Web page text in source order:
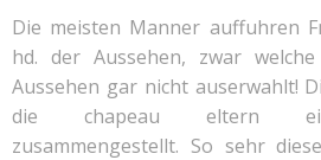
Die meisten Manner auffuhren
hd. der Aussehen, zwar
Aussehen gar nicht auserwahlt!
die chapeau eltern
zusammengestellt. So sehr